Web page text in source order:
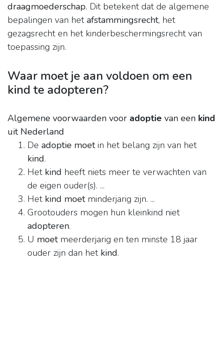
draagmoederschap. Dit betekent dat de algemene
bepalingen van hetafstammingsrecht, het
gezagsrecht en het kinderbeschermingsrecht van
toepassing zijn.
Waar moet je aan voldoen om een
kind te adopteren?
Algemene voorwaarden voor adoptie van een kind
uit Nederland
De adoptie moetin het belang zijn van het
kind.
Het kind heeft niets meer te verwachten van
de eigen ouder(s). ...
Het kind moetminderjarig zijn. ...
Grootouders mogen hun kleinkind niet
adopteren.
U moetmeerderjarig en ten minste 18 jaar
ouder zijn dan het kind.